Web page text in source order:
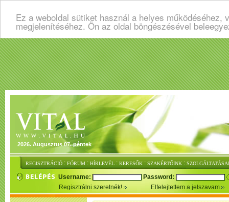
Ez a weboldal sütiket használ a helyes
megjelenítéséhez. Ön az oldal böngészésével
2026. Augusztus 07. péntek
REGISZTRÁCIÓ : FÓRUM : HÍRLEVÉL : KERESŐK : SZAKÉRTŐINK :
Username:
Password:
Regisztrálni szeretnék!
Elfelejtettem a jelszavam